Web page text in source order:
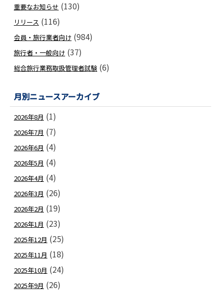
重要なお知らせ (130)
リリース (116)
会員・旅行業者向け (984)
旅行者・一般向け (37)
総合旅行業務取扱管理者試験 (6)
月別ニュースアーカイブ
2026年8月 (1)
2026年7月 (7)
2026年6月 (4)
2026年5月 (4)
2026年4月 (4)
2026年3月 (26)
2026年2月 (19)
2026年1月 (23)
2025年12月 (25)
2025年11月 (18)
2025年10月 (24)
2025年9月 (26)